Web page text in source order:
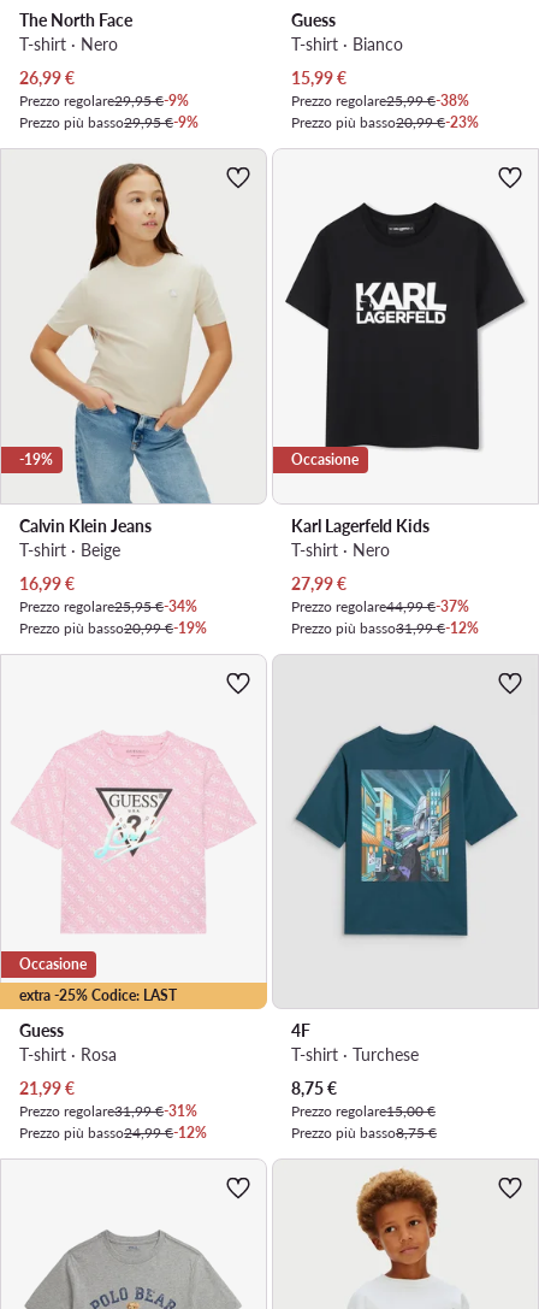
The North Face
T-shirt · Nero
Prezzo attuale
26,99€
Prezzo regolare29,95 €-9%
Prezzo più basso29,95 €-9%
Guess
T-shirt · Bianco
Prezzo attuale
15,99€
Prezzo regolare25,99 €-38%
Prezzo più basso20,99 €-23%
-19%
Calvin Klein Jeans
T-shirt · Beige
Prezzo attuale
16,99€
Prezzo regolare25,95 €-34%
Prezzo più basso20,99 €-19%
Occasione
Karl Lagerfeld Kids
T-shirt · Nero
Prezzo attuale
27,99€
Prezzo regolare44,99 €-37%
Prezzo più basso31,99 €-12%
extra -25% Codice: LAST
Occasione
Guess
T-shirt · Rosa
Prezzo attuale
21,99€
Prezzo regolare31,99 €-31%
Prezzo più basso24,99 €-12%
4F
T-shirt · Turchese
Prezzo attuale
8,75€
Prezzo regolare15,00 €
Prezzo più basso8,75 €